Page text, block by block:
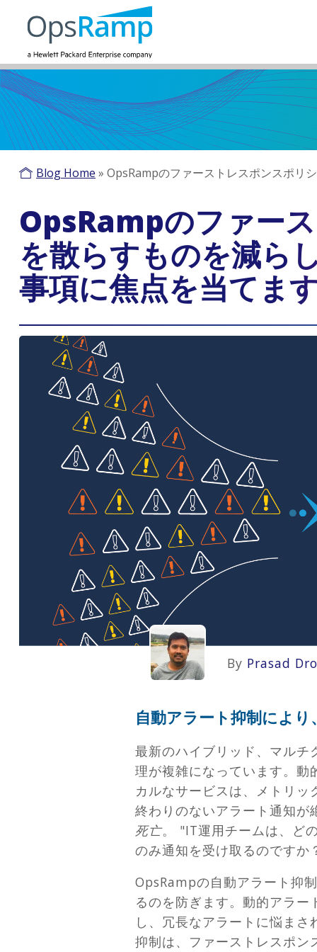
Blog Home » OpsRampのファーストレスポンスポリ
OpsRampのファー
を散らすものを減ら
事項に焦点を当てま
By Prasad
自動アラート抑制によ
最新のハイブリッド、マル
理が複雑になっています。動
カルなサービスは、メトリ
終わりのないアラート通知
死亡。 "IT運用チームは、ど
のみ通知を受け取るのですか
OpsRampの自動アラート抑
るのを防ぎます。動的アラ
し、冗長なアラートに悩ま
抑制は、ファーストレスポ